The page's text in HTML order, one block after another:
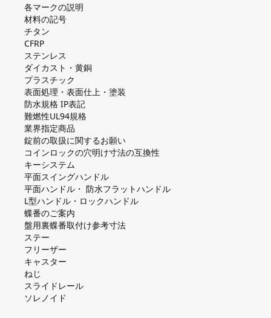
各マークの説明
材料の記号
チタン
CFRP
ステンレス
ダイカスト・⻩銅
プラスチック
表面処理・表面仕上・塗装
防⽔規格 IP表記
難燃性UL94規格
業界指定商品
錠前の取扱に関するお願い
コインロックの⽳明け⼨法の互換性
キーシステム
平⾯スイングハンドル
平⾯ハンドル・ 防⽔フラットハンドル
L型ハンドル・ロックハンドル
蝶番のご案内
盤⽤裏蝶番取付け参考⼨法
ステー
フリーザー
キャスター
ねじ
スライドレール
ソレノイド